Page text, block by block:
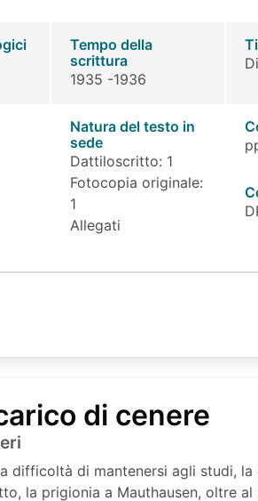
Tempo della
scrittura
1935 -1936
Natura del testo in
sede
Dattiloscritto: 1
Fotocopia originale:
1
Allegati
di cenere
difficoltà di mantenersi agli studi, la
la prigionia a Mauthausen, oltre